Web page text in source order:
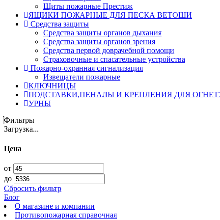
Щиты пожарные Престиж
ЯЩИКИ ПОЖАРНЫЕ ДЛЯ ПЕСКА ВЕТОШИ
Средства защиты
Средства защиты органов дыхания
Средства защиты органов зрения
Средства первой доврачебной помощи
Страховочные и спасательные устройства
Пожарно-охранная сигнализация
Извещатели пожарные
КЛЮЧНИЦЫ
ПОДСТАВКИ,ПЕНАЛЫ И КРЕПЛЕНИЯ ДЛЯ
УРНЫ
Фильтры
Загрузка...
Цена
от
до
Сбросить фильтр
Блог
О магазине и компании
Противопожарная справочная